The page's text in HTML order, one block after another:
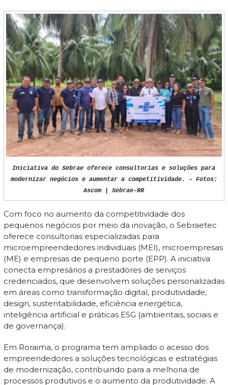
Iniciativa do Sebrae oferece consultorias e soluções para
modernizar negócios e aumentar a competitividade. – Fotos:
Ascom | Sebrae-RR
Com foco no aumento da competitividade dos
pequenos negócios por meio da inovação, o Sebraetec
oferece consultorias especializadas para
microempreendedores individuais (MEI), microempresas
(ME) e empresas de pequeno porte (EPP). A iniciativa
conecta empresários a prestadores de serviços
credenciados, que desenvolvem soluções personalizadas
em áreas como transformação digital, produtividade,
design, sustentabilidade, eficiência energética,
inteligência artificial e práticas ESG (ambientais, sociais e
de governança).
Em Roraima, o programa tem ampliado o acesso dos
empreendedores a soluções tecnológicas e estratégias
de modernização, contribuindo para a melhoria de
processos produtivos e o aumento da produtividade. A